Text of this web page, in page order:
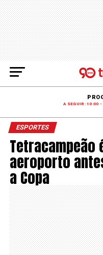
A SEGUIR: 10:00
ESPORTES
Tetracampeão
aeroporto
a Copa